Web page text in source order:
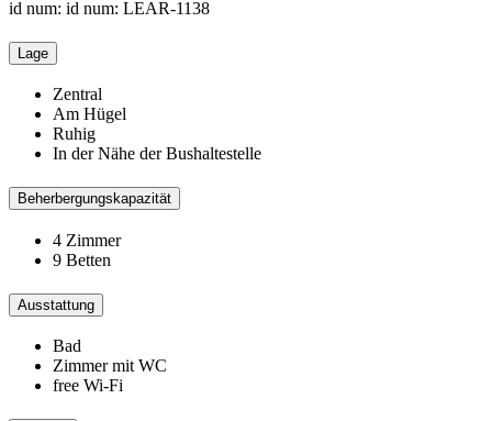
id num: id num: LEAR-1138
Lage
Zentral
Am Hügel
Ruhig
In der Nähe der Bushaltestelle
Beherbergungskapazität
4 Zimmer
9 Betten
Ausstattung
Bad
Zimmer mit WC
free Wi-Fi